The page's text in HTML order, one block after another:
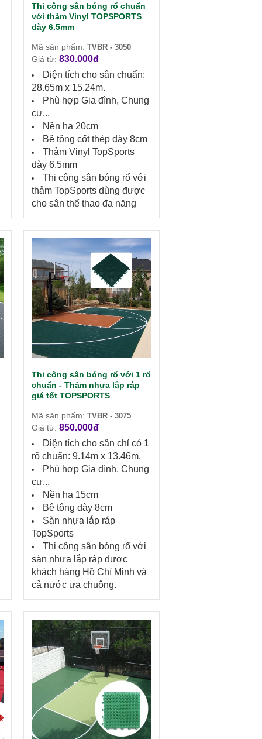
Thi công sân bóng rổ chuẩn
với thảm Vinyl TOPSPORTS
dày 6.5mm
Mã sản phẩm: TVBR - 3050
Giá từ: 830.000đ
Diện tích cho sân chuẩn:
28.65m x 15.24m.
Phù hợp Gia đình, Chung
cư...
Nền hạ 20cm
Bê tông cốt thép dày 8cm
Thảm Vinyl TopSports
dày 6.5mm
Thi công sân bóng rổ với
thảm TopSports dùng được
cho sân thể thao đa năng
Thi công sân bóng rổ với 1 rổ
chuẩn - Thảm nhựa lắp ráp
giá tốt TOPSPORTS
Mã sản phẩm: TVBR - 3075
Giá từ: 850.000đ
Diện tích cho sân chỉ có 1
rổ chuẩn: 9.14m x 13.46m.
Phù hợp Gia đình, Chung
cư...
Nền hạ 15cm
Bê tông dày 8cm
Sàn nhựa lắp ráp
TopSports
Thi công sân bóng rổ với
sàn nhựa lắp ráp được
khách hàng Hồ Chí Minh và
cả nước ưa chuộng.